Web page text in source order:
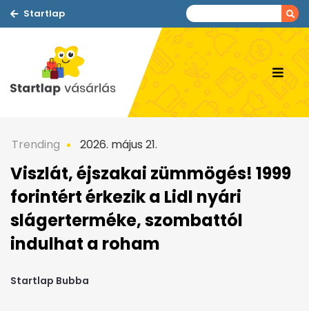
Startlap
Trending 2026. május 21.
Viszlát, éjszakai zümmögés! 1999
forintért érkezik a Lidl nyári
slágerterméke, szombattól
indulhat a roham
Startlap Bubba